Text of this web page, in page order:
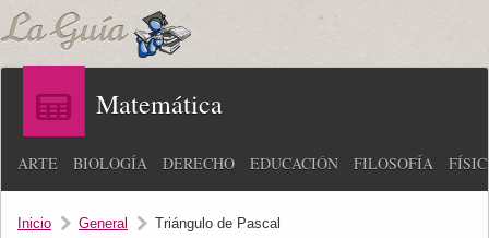
Matemática
ARTE BIOLOGÍA DERECHO EDUCACIÓN FILOSOFÍA
Inicio General Triángulo de Pascal